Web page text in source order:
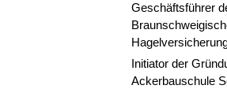
Geschäftsführer
Initiator der
Ackerbauschule